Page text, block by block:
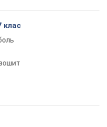
клас